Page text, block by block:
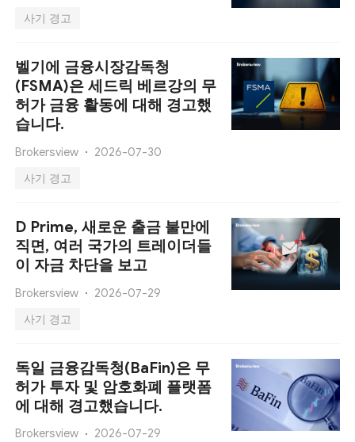
사기 경고
벨기에 금융시장감독청
(FSMA)은 세드릭 베르강의 무
허가 금융 활동에 대해 경고했
습니다.
Brokersview
2026-07-30
사기 경고
D Prime, 새로운 출금 불만에
직면, 여러 국가의 트레이더들
이 자금 차단을 보고
Brokersview
2026-07-29
사기 경고
독일 금융감독청(BaFin)은 무
허가 투자 및 암호화폐 플랫폼
에 대해 경고했습니다.
Brokersview
2026-07-29